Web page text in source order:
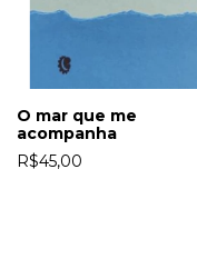
O mar que me
acompanha
R$45,00